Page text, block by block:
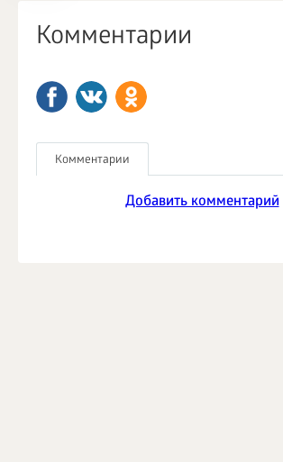
Комментарии
Комментарии
Добавить комментарий